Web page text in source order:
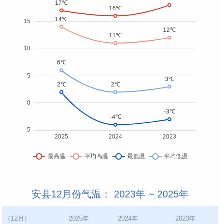
安县12月份气温： 2023年 ~ 2025年
（12月） 2025年 2024年 2023年